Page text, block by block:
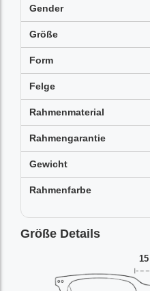
Gender
Größe
Form
Felge
Rahmenmaterial
Rahmengarantie
Gewicht
Rahmenfarbe
Größe Details
15